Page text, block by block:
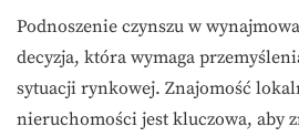
Podnoszenie czynszu w
decyzja, która wymaga
sytuacji rynkowej. Znajomość
nieruchomości jest kluczowa, aby